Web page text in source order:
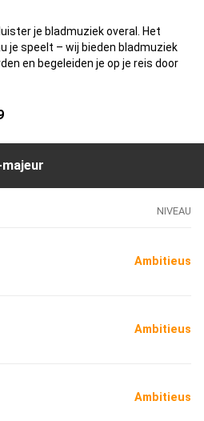
je bladmuziek overal. Het
je speelt – wij bieden bladmuziek
en begeleiden je op je reis door
NIVEAU
Ambitieus
Ambitieus
Ambitieus